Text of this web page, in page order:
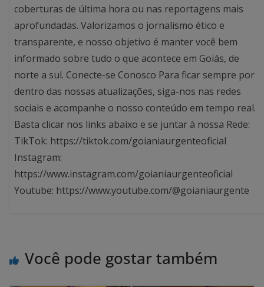
coberturas de última hora ou nas reportagens mais
aprofundadas. Valorizamos o jornalismo ético e
transparente, e nosso objetivo é manter você bem
informado sobre tudo o que acontece em Goiás, de
norte a sul. Conecte-se Conosco Para ficar sempre por
dentro das nossas atualizações, siga-nos nas redes
sociais e acompanhe o nosso conteúdo em tempo real.
Basta clicar nos links abaixo e se juntar à nossa Rede:
TikTok: https://tiktok.com/goianiaurgenteoficial
Instagram:
https://www.instagram.com/goianiaurgenteoficial
Youtube: https://www.youtube.com/@goianiaurgente
Você pode gostar também